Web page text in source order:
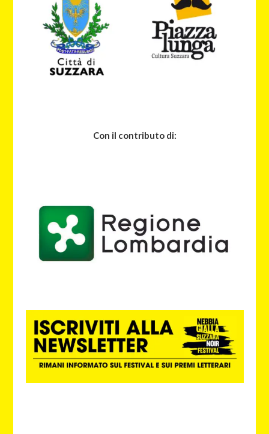
Con il contributo di: